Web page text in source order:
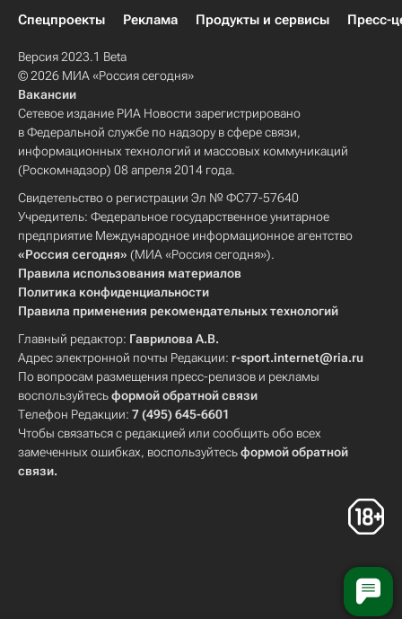
Спецпроекты
Реклама Продукты и сервисы Пресс-
Версия 2023.1 Beta
© 2026 МИА «Россия сегодня»
Вакансии
Сетевое издание РИА Новости зарегистрировано
в Федеральной службе по надзору в сфере связи,
информационных технологий и массовых коммуникаций
(Роскомнадзор) 08 апреля 2014 года.
Свидетельство о регистрации Эл № ФС77-57640
Учредитель: Федеральное государственное унитарное
предприятие Международное информационное агентство
«Россия сегодня» (МИА «Россия сегодня»).
Правила использования материалов
Политика конфиденциальности
Правила применения рекомендательных технологий
Главный редактор: Гаврилова А.В.
Адрес электронной почты Редакции: r-sport.internet@ria.ru
По вопросам размещения пресс-релизов и рекламы
воспользуйтесьформой обратной связи
Телефон Редакции: 7 (495) 645-6601
Чтобы связаться с редакцией или сообщить обо всех
замеченных ошибках, воспользуйтесьформой обратной
связи.